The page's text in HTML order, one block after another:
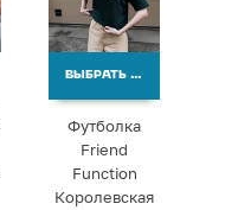
ВЫБРАТЬ ВАРИАНТЫ
Футболка
Friend
Function
Королевская